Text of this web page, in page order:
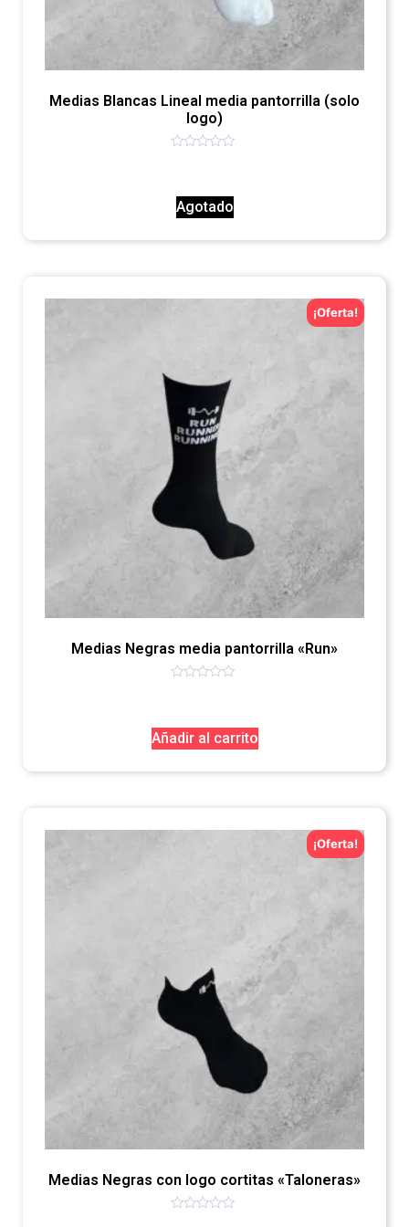
Medias Blancas Lineal media pantorrilla (solo
logo)
de
Agotado
¡Oferta!
Medias Negras media pantorrilla «Run»
de
5
Añadir al carrito
¡Oferta!
Medias Negras con logo cortitas «Taloneras»